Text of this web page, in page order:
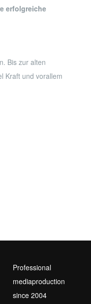
erfolgreiche
Bis zur alten
Kraft und vorallem
Professional
mediaproduction
since 2004